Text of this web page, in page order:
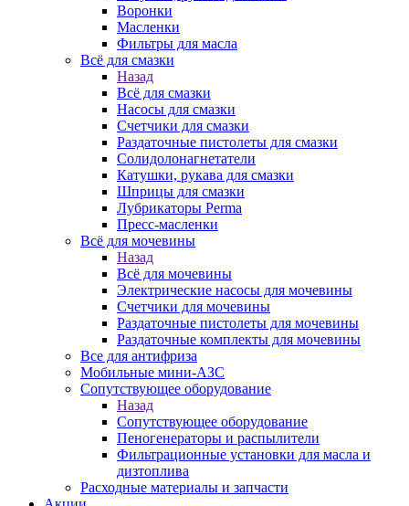
Воронки
Масленки
Фильтры для масла
Всё для смазки
Назад
Всё для смазки
Насосы для смазки
Счетчики для смазки
Раздаточные пистолеты для смазки
Солидолонагнетатели
Катушки, рукава для смазки
Шприцы для смазки
Лубрикаторы Perma
Пресс-масленки
Всё для мочевины
Назад
Всё для мочевины
Электрические насосы для мочевины
Счетчики для мочевины
Раздаточные пистолеты для мочевины
Раздаточные комплекты для мочевины
Все для антифриза
Мобильные мини-АЗС
Сопутствующее оборудование
Назад
Сопутствующее оборудование
Пеногенераторы и распылители
Фильтрационные установки для масла и
дизтоплива
Расходные материалы и запчасти